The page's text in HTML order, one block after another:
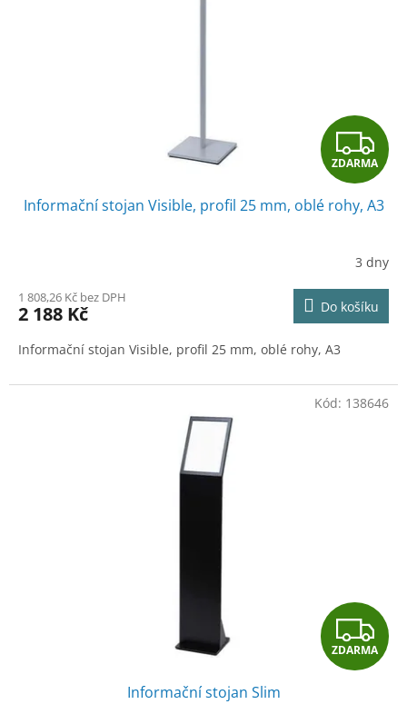
Z
D
A
R
M
A
ZDARMA
Informační stojan Visible, profil 25 mm, oblé rohy, A3
3 dny
1 808,26 Kč bez DPH
2 188 Kč Do košíku
Informační stojan Visible, profil 25 mm, oblé rohy, A3
Z
D
ZDARMA
Informační stojan Slim
Kód: 138646